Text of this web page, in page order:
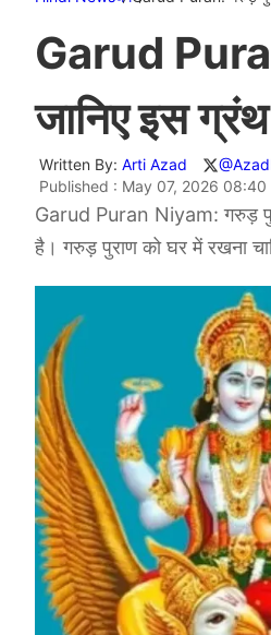
Garud
जानिए इस
Written By: Arti Azad
Published : May 07, 2026
Garud Puran Niyam: गरुड़
है। गरुड़ पुराण को घर में रखना